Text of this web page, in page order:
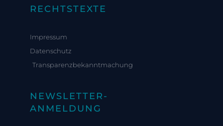
RECHTSTEXTE
Impressum
Datenschutz
Transparenzbekanntmachung
NEWSLETTER-
ANMELDUNG